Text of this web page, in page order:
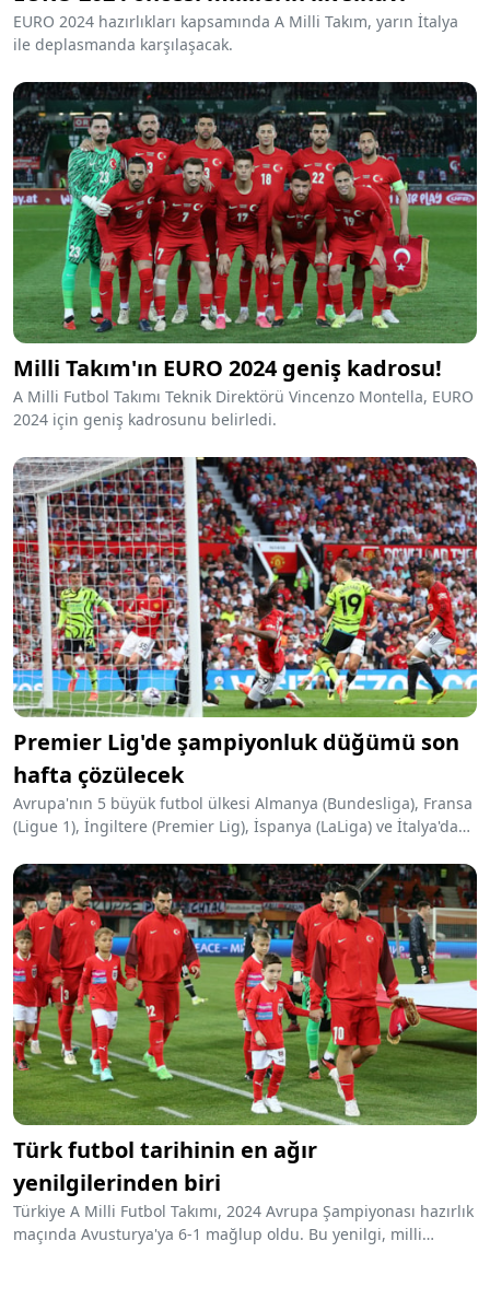
EURO 2024 hazırlıkları kapsamında A Milli Takım, yarın İtalya
ile deplasmanda karşılaşacak.
Milli Takım'ın EURO 2024 geniş kadrosu!
A Milli Futbol Takımı Teknik Direktörü Vincenzo Montella, EURO
2024 için geniş kadrosunu belirledi.
Premier Lig'de şampiyonluk düğümü son
hafta çözülecek
Avrupa'nın 5 büyük futbol ülkesi Almanya (Bundesliga), Fransa
(Ligue 1), İngiltere (Premier Lig), İspanya (LaLiga) ve İtalya'daki
Türk futbol tarihinin en ağır
yenilgilerinden biri
Türkiye A Milli Futbol Takımı, 2024 Avrupa Şampiyonası hazırlık
maçında Avusturya'ya 6-1 mağlup oldu. Bu yenilgi, milli